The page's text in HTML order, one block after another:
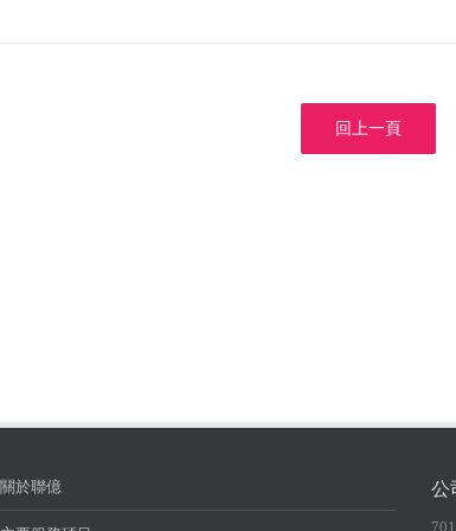
回上一頁
關於聯億 公